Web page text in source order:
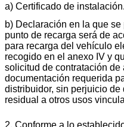
a) Certificado de instalación.
b) Declaración en la que
punto de recarga será de
para recarga del vehículo
recogido en el anexo IV y
solicitud de contratación de
documentación requerida
distribuidor, sin perjuicio
residual a otros usos
2. Conforme a lo